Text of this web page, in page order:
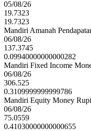
05/08/26
19.7323
19.7323
Mandiri Amanah
06/08/26
137.3745
0.09940000000000282
Mandiri Fixed Income
06/08/26
306.525
0.3109999999999786
Mandiri Equity Money
06/08/26
75.0559
0.41030000000000655